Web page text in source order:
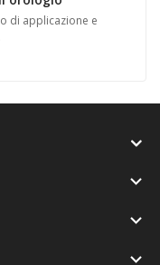
di applicazione e


